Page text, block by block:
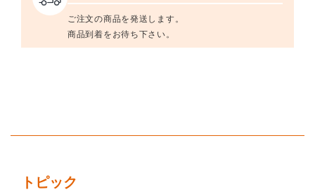
ご注文の商品を発送します。
商品到着をお待ち下さい。
トピック